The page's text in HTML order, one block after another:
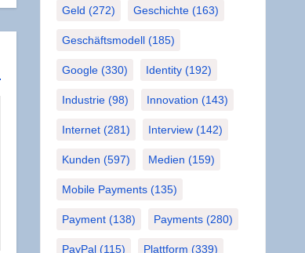
Geld (272) Geschichte(163)
Geschäftsmodell(185)
Google(330) Identity(192)
Industrie(98) Innovation (143)
Internet(281) Interview(142)
Kunden (597) Medien (159)
Mobile Payments(135)
Payment(138) Payments(280)
PayPal(115) Plattform (339)